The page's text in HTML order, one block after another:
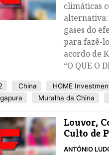
climáticas
alternativa:
gases do
para fazê-
acordo de
“O QUE O
China HOME
Muralha da China
Louvor,
Culto de
ANTÓNIO